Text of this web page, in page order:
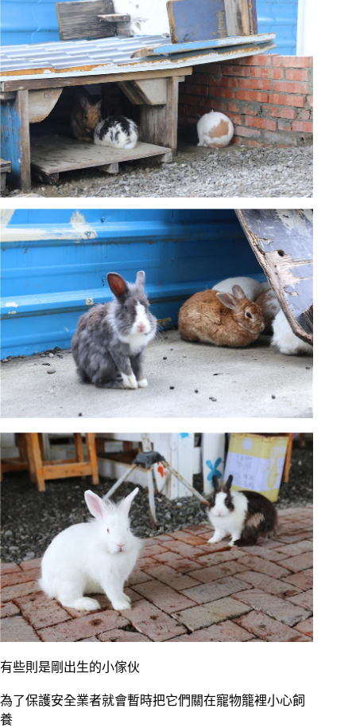
有些則是剛出生的小傢伙
為了保護安全業者就會暫時把它們關在寵物籠裡小心飼
養